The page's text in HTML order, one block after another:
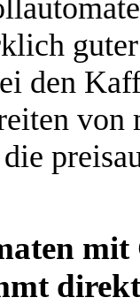
den
von
direkt